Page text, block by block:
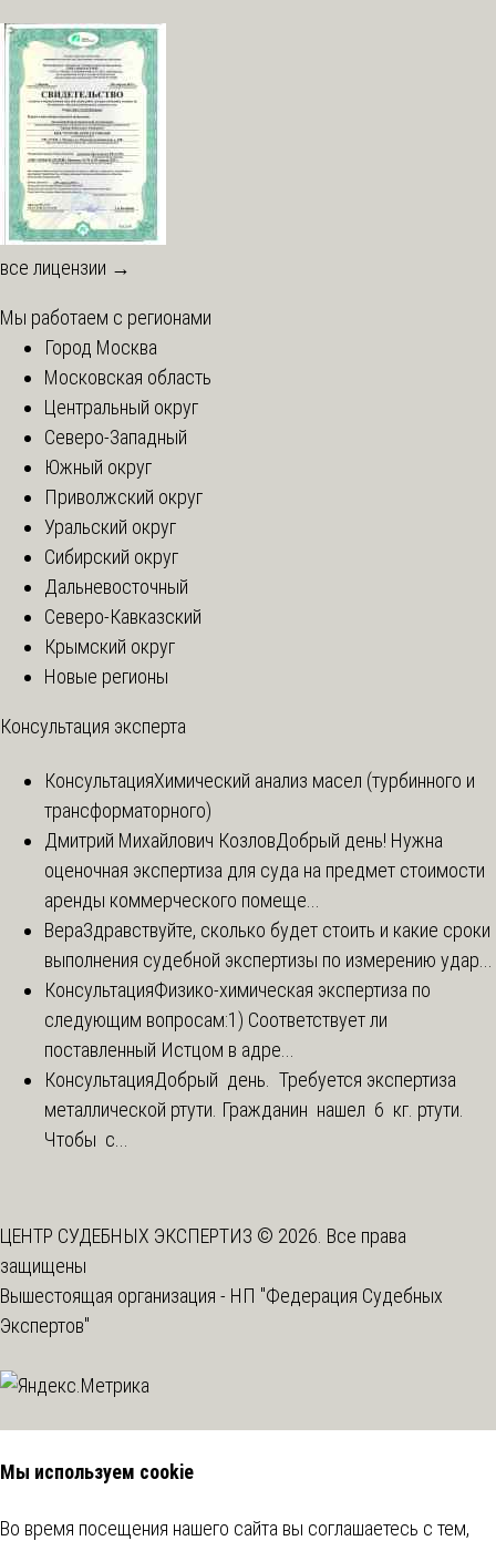
все лицензии →
Мы работаем с регионами
Город Москва
Московская область
Центральный округ
Северо-Западный
Южный округ
Приволжский округ
Уральский округ
Сибирский округ
Дальневосточный
Северо-Кавказский
Крымский округ
Новые регионы
Консультация эксперта
КонсультацияХимический анализ масел (турбинного и
трансформаторного)
Дмитрий Михайлович КозловДобрый день! Нужна
оценочная экспертиза для суда на предмет стоимости
аренды коммерческого помеще...
ВераЗдравствуйте, сколько будет стоить и какие сроки
выполнения судебной экспертизы по измерению удар...
КонсультацияФизико-химическая экспертиза по
следующим вопросам:1) Соответствует ли
поставленный Истцом в адре...
КонсультацияДобрый день. Требуется экспертиза
металлической ртути. Гражданин нашел 6 кг. ртути.
Чтобы с...
ЦЕНТР СУДЕБНЫХ ЭКСПЕРТИЗ © 2026. Все права
защищены
Вышестоящая организация - НП "Федерация Судебных
Экспертов"
Мы используем cookie
Во время посещения нашего сайта вы соглашаетесь с тем,